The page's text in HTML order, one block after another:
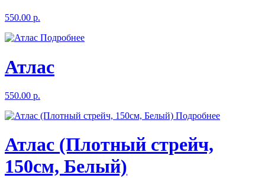
550.00 р.
Подробнее
Атлас
550.00 р.
Подробнее
Атлас (Плотный стрейч,
150см, Белый)